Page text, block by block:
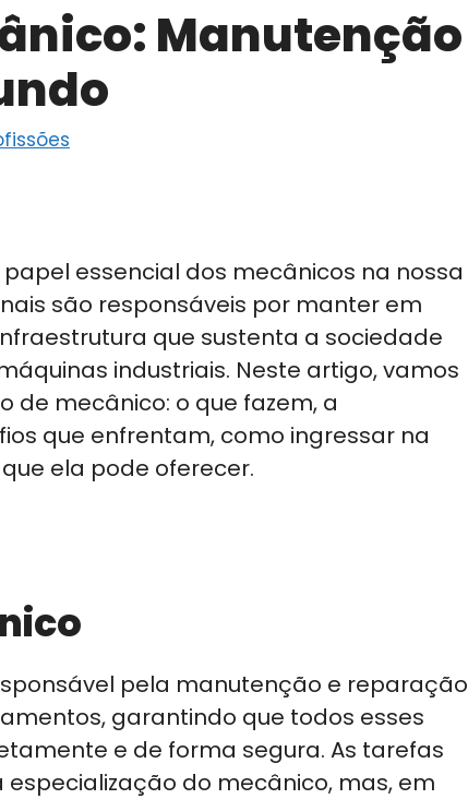
Manutenção
essencial dos mecânicos na nossa
são responsáveis por manter em
que sustenta a sociedade
industriais. Neste artigo, vamos
de mecânico: o que fazem, a
que enfrentam, como ingressar na
ela pode oferecer.
pela manutenção e reparação
garantindo que todos esses
e de forma segura. As tarefas
do mecânico, mas, em